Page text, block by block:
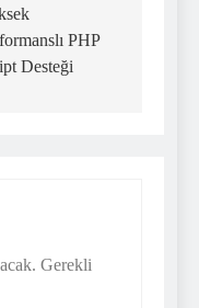
PHP
Desteği
Gerekli